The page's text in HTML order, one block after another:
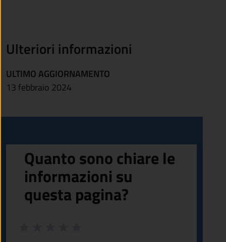
Ulteriori informazioni
ULTIMO AGGIORNAMENTO
13 febbraio 2024
Quanto sono chiare le
informazioni su
questa pagina?